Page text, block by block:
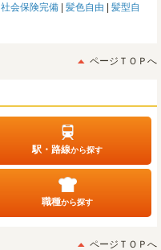
社会保険完備 髪色自由
髪型自
ページＴＯＰへ
駅・路線から探す
職種から探す
ページＴＯＰへ